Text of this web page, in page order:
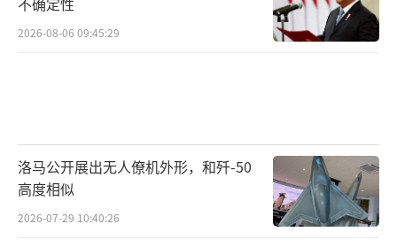
2026-08-06 09:45:29
洛马公开展出无人僚机外形，和歼-50
高度相似
2026-07-29 10:40:26